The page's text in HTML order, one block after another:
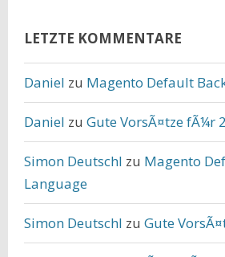
LETZTE KOMMENTARE
Daniel zu Magento Default
Daniel zu Gute VorsÃ¤tze fÃ¼r
Simon Deutschl zu Magento
Language
Simon Deutschl zu Gute